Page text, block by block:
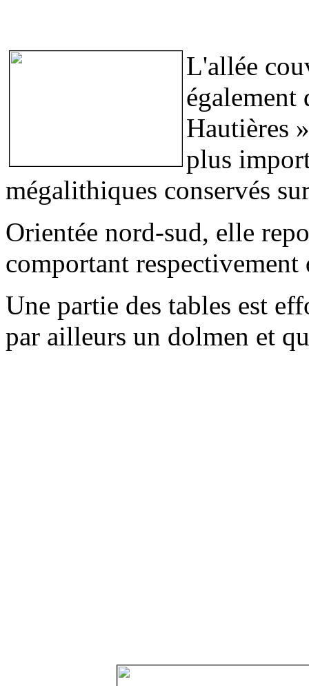
L'allée
également
Hautières
plus
mégalithiques conservés
Orientée nord-sud, elle
comportant
Une partie des tables est
par ailleurs un dolmen et